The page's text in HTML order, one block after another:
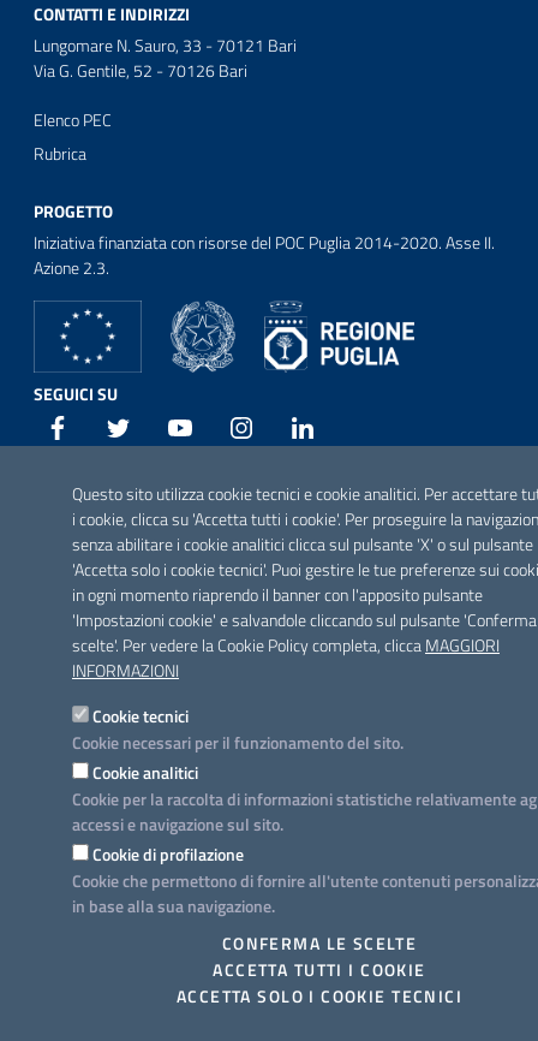
Questo sito utilizza cookie tecnici e cookie analitici. Per accettare
i cookie, clicca su 'Accetta tutti i cookie'. Per proseguire la
senza abilitare i cookie analitici clicca sul pulsante 'X' o sul pulsante
'Accetta solo i cookie tecnici'. Puoi gestire le tue preferenze sui
in ogni momento riaprendo il banner con l'apposito pulsante
'Impostazioni cookie' e salvandole cliccando sul pulsante
scelte'. Per vedere la Cookie Policy completa, cliccaMAGGIORI
INFORMAZIONI
Cookie tecnici
Cookie necessari per il funzionamento del sito.
Cookie analitici
Cookie per la raccolta di informazioni statistiche relativamente
accessi e navigazione sul sito.
Cookie di profilazione
Cookie che permettono di fornire all'utente contenuti
in base alla sua navigazione.
CONFERMA LE SCELTE
ACCETTA TUTTI I COOKIE
ACCETTA SOLO I COOKIE TECNICI
CONTATTI E INDIRIZZI
Lungomare N. Sauro, 33 - 70121 Bari
Via G. Gentile, 52 - 70126 Bari
Elenco PEC
Rubrica
PROGETTO
Iniziativa finanziata con risorse del POC Puglia 2014-2020. Asse II.
Azione 2.3.
SEGUICI SU
Facebook Twitter Youtube Instagram